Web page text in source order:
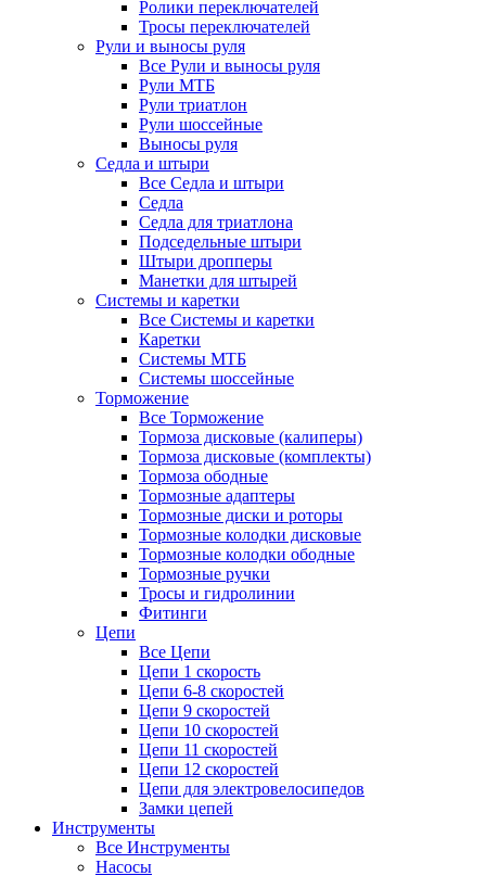
Ролики переключателей
Тросы переключателей
Рули и выносы руля
Все Рули и выносы руля
Рули МТБ
Рули триатлон
Рули шоссейные
Выносы руля
Седла и штыри
Все Седла и штыри
Седла
Седла для триатлона
Подседельные штыри
Штыри дропперы
Манетки для штырей
Системы и каретки
Все Системы и каретки
Каретки
Системы МТБ
Системы шоссейные
Торможение
Все Торможение
Тормоза дисковые (калиперы)
Тормоза дисковые (комплекты)
Тормоза ободные
Тормозные адаптеры
Тормозные диски и роторы
Тормозные колодки дисковые
Тормозные колодки ободные
Тормозные ручки
Тросы и гидролинии
Фитинги
Цепи
Все Цепи
Цепи 1 скорость
Цепи 6-8 скоростей
Цепи 9 скоростей
Цепи 10 скоростей
Цепи 11 скоростей
Цепи 12 скоростей
Цепи для электровелосипедов
Замки цепей
Инструменты
Все Инструменты
Насосы